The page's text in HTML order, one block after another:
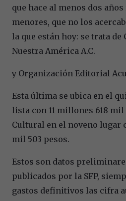
que hace al menos dos
menores, que no los
la que están hoy: se trata de
Nuestra América A.C.
y Organización Editorial
Esta última se ubica en el
lista con 11 millones 618 mil
Cultural en el noveno lugar
mil 503 pesos.
Estos son datos
publicados por la SFP,
gastos definitivos las cifra